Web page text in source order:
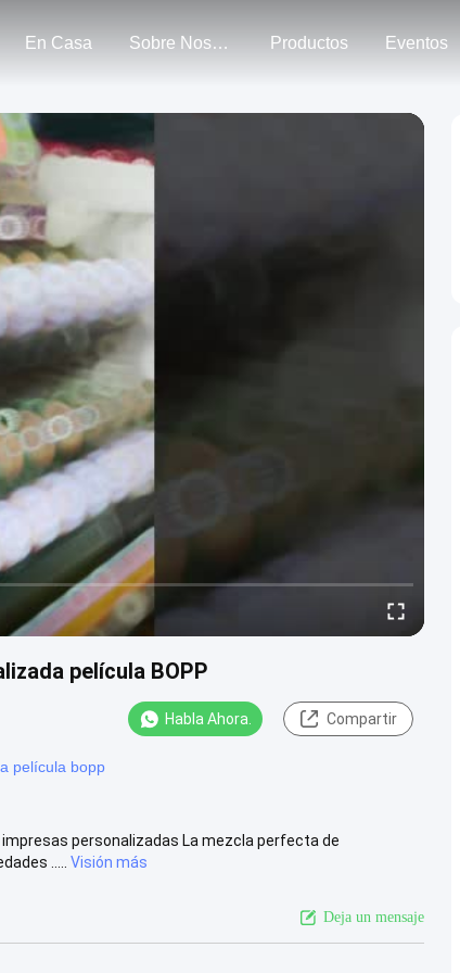
En Casa Sobre Nosotros Productos Eventos
película BOPP
Habla Ahora. Compartir
película bopp
personalizadas La mezcla perfecta de
.....
Visión más
Deja un mensaje